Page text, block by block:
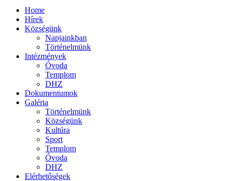
Home
Hírek
Községünk
Napjainkban
Történelmünk
Intézmények
Óvoda
Templom
DHZ
Dokumentumok
Galéria
Történelmünk
Községünk
Kultúra
Sport
Templom
Óvoda
DHZ
Elérhetőségek